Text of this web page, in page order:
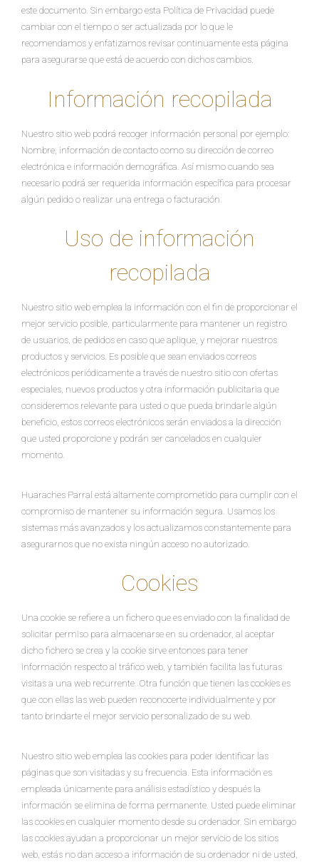
este documento. Sin embargo esta Política de Privacidad puede
cambiar con el tiempo o ser actualizada por lo que le
recomendamos y enfatizamos revisar continuamente esta página
para asegurarse que está de acuerdo con dichos cambios.
Información recopilada
Nuestro sitio web podrá recoger información personal por ejemplo:
Nombre, información de contacto como su dirección de correo
electrónica e información demográfica. Así mismo cuando sea
necesario podrá ser requerida información específica para procesar
algún pedido o realizar una entrega o facturación.
Uso de información
recopilada
Nuestro sitio web emplea la información con el fin de proporcionar el
mejor servicio posible, particularmente para mantener un registro
de usuarios, de pedidos en caso que aplique, y mejorar nuestros
productos y servicios. Es posible que sean enviados correos
electrónicos periódicamente a través de nuestro sitio con ofertas
especiales, nuevos productos y otra información publicitaria que
consideremos relevante para usted o que pueda brindarle algún
beneficio, estos correos electrónicos serán enviados a la dirección
que usted proporcione y podrán ser cancelados en cualquier
momento.
Huaraches Parral está altamente comprometido para cumplir con el
compromiso de mantener su información segura. Usamos los
sistemas más avanzados y los actualizamos constantemente para
asegurarnos que no exista ningún acceso no autorizado.
Cookies
Una cookie se refiere a un fichero que es enviado con la finalidad de
solicitar permiso para almacenarse en su ordenador, al aceptar
dicho fichero se crea y la cookie sirve entonces para tener
información respecto al tráfico web, y también facilita las futuras
visitas a una web recurrente. Otra función que tienen las cookies es
que con ellas las web pueden reconocerte individualmente y por
tanto brindarte el mejor servicio personalizado de su web.
Nuestro sitio web emplea las cookies para poder identificar las
páginas que son visitadas y su frecuencia. Esta información es
empleada únicamente para análisis estadístico y después la
información se elimina de forma permanente. Usted puede eliminar
las cookies en cualquier momento desde su ordenador. Sin embargo
las cookies ayudan a proporcionar un mejor servicio de los sitios
web, estás no dan acceso a información de su ordenador ni de usted,